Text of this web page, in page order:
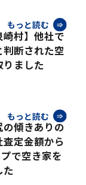
もっと読む
崎村】他社で
判断された空
りました
もっと読む
の傾きありの
定金額から
で空き家を
た